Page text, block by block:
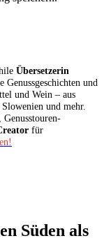
Übersetzerin
und
und Wein – aus
und mehr.
, Genusstouren-
für
Süden als